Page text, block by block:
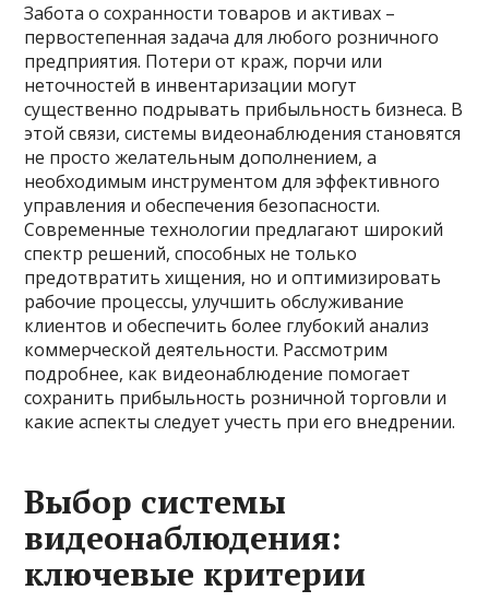
Забота о сохранности товаров и активах –
первостепенная задача для любого розничного
предприятия. Потери от краж, порчи или
неточностей в инвентаризации могут
существенно подрывать прибыльность бизнеса. В
этой связи, системы видеонаблюдения становятся
не просто желательным дополнением, а
необходимым инструментом для эффективного
управления и обеспечения безопасности.
Современные технологии предлагают широкий
спектр решений, способных не только
предотвратить хищения, но и оптимизировать
рабочие процессы, улучшить обслуживание
клиентов и обеспечить более глубокий анализ
коммерческой деятельности. Рассмотрим
подробнее, как видеонаблюдение помогает
сохранить прибыльность розничной торговли и
какие аспекты следует учесть при его внедрении.
Выбор системы
видеонаблюдения:
ключевые критерии